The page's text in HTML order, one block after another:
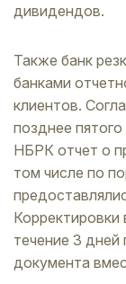
дивидендов.
Также банк
банками
клиентов.
позднее
НБРК отчет о
том числе по
Корректировки
течение 3 дней
документа